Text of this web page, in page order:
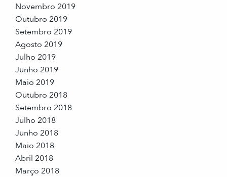
Novembro 2019
Outubro 2019
Setembro 2019
Agosto 2019
Julho 2019
Junho 2019
Maio 2019
Outubro 2018
Setembro 2018
Julho 2018
Junho 2018
Maio 2018
Abril 2018
Março 2018